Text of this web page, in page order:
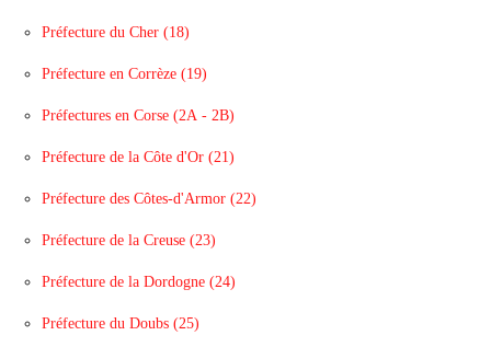
Préfecture du Cher (18)
Préfecture en Corrèze (19)
Préfectures en Corse (2A - 2B)
Préfecture de la Côte d'Or (21)
Préfecture des Côtes-d'Armor (22)
Préfecture de la Creuse (23)
Préfecture de la Dordogne (24)
Préfecture du Doubs (25)